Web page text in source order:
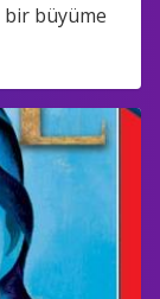
bir büyüme